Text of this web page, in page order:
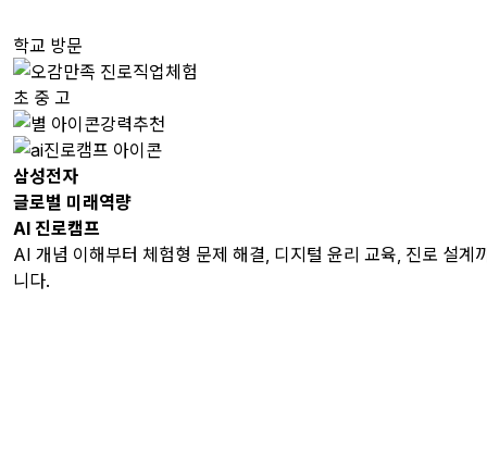
학교 방문
초 중 고
강력추천
삼성전자
글로벌 미래역량
AI 진로캠프
AI 개념 이해부터 체험형 문제 해결, 디지털 윤리 교육, 진로 설계
니다.